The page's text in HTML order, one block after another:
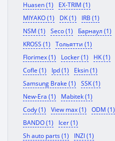
Huasen (1)
EX-TRIM (1)
MIYAKO (1)
DK (1)
IRB (1)
NSM (1)
Seco (1)
Барнаул (1)
KROSS (1)
Тольятти (1)
Florimex (1)
Locker (1)
HK (1)
Cofle (1)
Ipd (1)
Eksin (1)
Samsung Brake (1)
SSK (1)
New-Era (1)
Mabitek (1)
Cody (1)
View max (1)
ODM (1)
BANDO (1)
Icer (1)
Sh auto parts (1)
INZI (1)